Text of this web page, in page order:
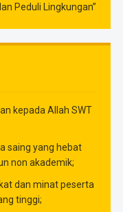
Peduli Lingkungan”
kepada Allah SWT
saing yang hebat
non akademik;
dan minat peserta
tinggi;